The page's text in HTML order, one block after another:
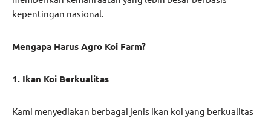
kepentingan nasional.
Mengapa Harus Agro Koi Farm?
1. Ikan Koi Berkualitas
Kami menyediakan berbagai jenis ikan koi yang berkualitas